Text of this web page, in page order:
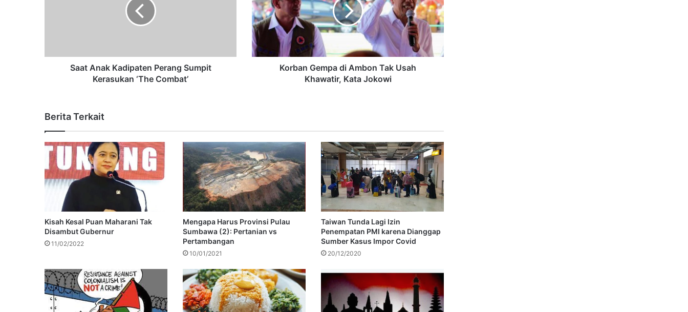
Saat Anak Kadipaten Perang Sumpit
Kerasukan ‘The Combat’
Korban Gempa di Ambon Tak Usah
Khawatir, Kata Jokowi
Berita Terkait
Kisah Kesal Puan Maharani Tak
Disambut Gubernur
11/02/2022
Mengapa Harus Provinsi Pulau
Sumbawa (2): Pertanian vs
Pertambangan
10/01/2021
Taiwan Tunda Lagi Izin
Penempatan PMI karena Dianggap
Sumber Kasus Impor Covid
20/12/2020